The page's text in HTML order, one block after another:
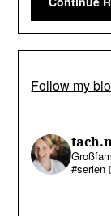
Follow my
#serien